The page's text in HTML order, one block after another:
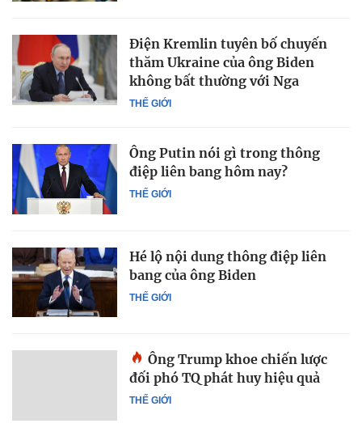
THẾ GIỚI
Điện Kremlin tuyên bố chuyến
thăm Ukraine của ông Biden
không bất thường với Nga
THẾ GIỚI
Ông Putin nói gì trong thông
điệp liên bang hôm nay?
THẾ GIỚI
Hé lộ nội dung thông điệp liên
bang của ông Biden
THẾ GIỚI
Ông Trump khoe chiến lược
đối phó TQ phát huy hiệu quả